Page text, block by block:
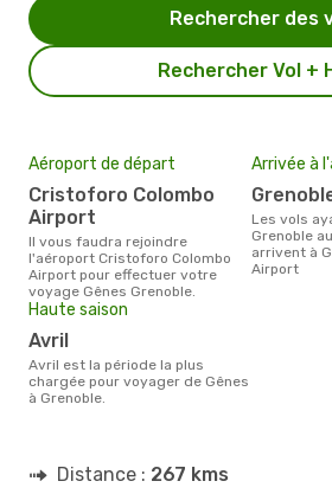
Rechercher Vol +
Rechercher des
Aéroport de départ
Cristoforo Colombo
Airport
Il vous faudra rejoindre
l'aéroport Cristoforo Colombo
Airport pour effectuer votre
voyage Gênes Grenoble.
Arrivée à
Les vols ayant pour destination
Grenoble
arrivent à
Airport
Haute saison
avril
avril est la période la plus
chargée pour voyager de Gênes
à Grenoble.
Distance : 267 kms